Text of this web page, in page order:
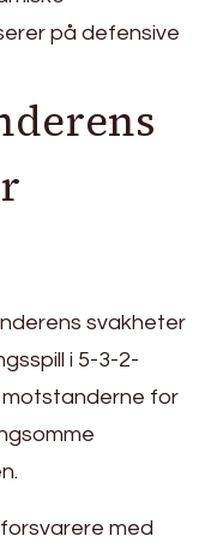
på defensive
svakheter
i 5-3-2-
motstanderne for
med